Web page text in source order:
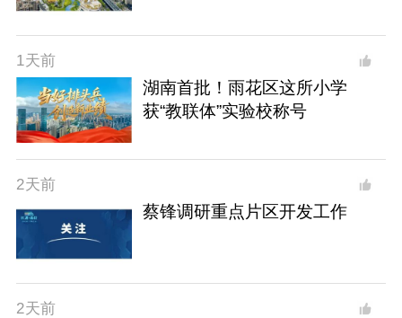
1天前
湖南首批！雨花区这所小学
获“教联体”实验校称号
2天前
蔡锋调研重点片区开发工作
2天前